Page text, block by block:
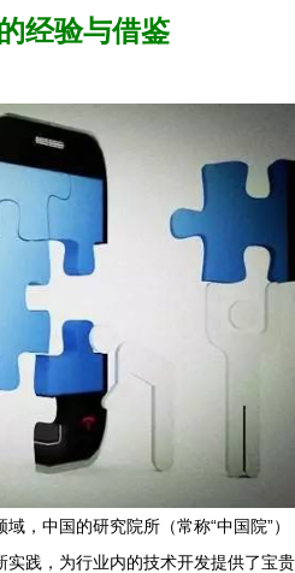
经验与借鉴
，中国的研究院所（常称“中国院”）
践，为行业内的技术开发提供了宝贵